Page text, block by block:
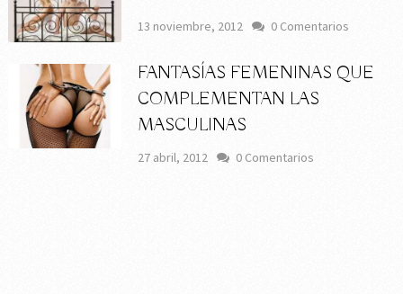
13 noviembre, 2012 0 Comentarios
FANTASÍAS FEMENINAS QUE
COMPLEMENTAN LAS
MASCULINAS
27 abril, 2012 0 Comentarios